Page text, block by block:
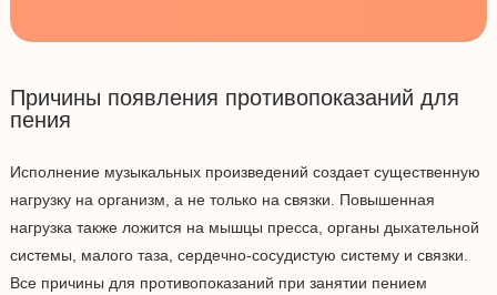
Причины появления противопоказаний для
пения
Исполнение музыкальных произведений создает существенную
нагрузку на организм, а не только на связки. Повышенная
нагрузка также ложится на мышцы пресса, органы дыхательной
системы, малого таза, сердечно-сосудистую систему и связки.
Все причины для противопоказаний при занятии пением